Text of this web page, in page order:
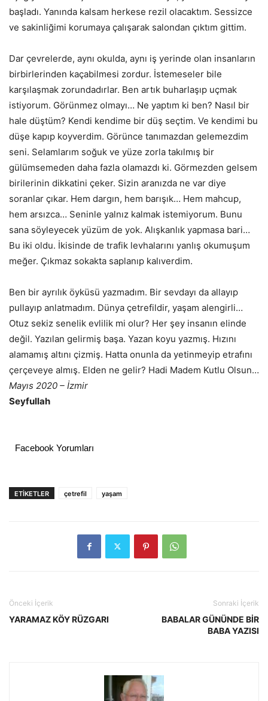
başladı. Yanında kalsam herkese rezil olacaktım. Sessizce
ve sakinliğimi korumaya çalışarak salondan çıktım gittim.
Dar çevrelerde, aynı okulda, aynı iş yerinde olan insanların
birbirlerinden kaçabilmesi zordur. İstemeseler bile
karşılaşmak zorundadırlar. Ben artık buharlaşıp uçmak
istiyorum. Görünmez olmayı… Ne yaptım ki ben? Nasıl bir
hale düştüm? Kendi kendime bir düş seçtim. Ve kendimi bu
düşe kapıp koyverdim. Görünce tanımazdan gelemezdim
seni. Selamlarım soğuk ve yüze zorla takılmış bir
gülümsemeden daha fazla olamazdı ki. Görmezden gelsem
birilerinin dikkatini çeker. Sizin aranızda ne var diye
soranlar çıkar. Hem dargın, hem barışık… Hem mahcup,
hem arsızca… Seninle yalnız kalmak istemiyorum. Bunu
sana söyleyecek yüzüm de yok. Alışkanlık yapmasa bari…
Bu iki oldu. İkisinde de trafik levhalarını yanlış okumuşum
meğer. Çıkmaz sokakta saplanıp kalıverdim.
Ben bir ayrılık öyküsü yazmadım. Bir sevdayı da allayıp
pullayıp anlatmadım. Dünya çetrefildir, yaşam alengirli…
Otuz sekiz senelik evlilik mi olur? Her şey insanın elinde
değil. Yazılan gelirmiş başa. Yazan koyu yazmış. Hızını
alamamış altını çizmiş. Hatta onunla da yetinmeyip etrafını
çerçeveye almış. Elden ne gelir? Hadi Madem Kutlu Olsun…
Mayıs 2020 – İzmir
Seyfullah
Facebook Yorumları
ETIKETLER çetrefil yaşam
Önceki İçerik
YARAMAZ KÖY RÜZGARI
Sonraki İçerik
BABALAR GÜNÜNDE BİR
BABA YAZISI